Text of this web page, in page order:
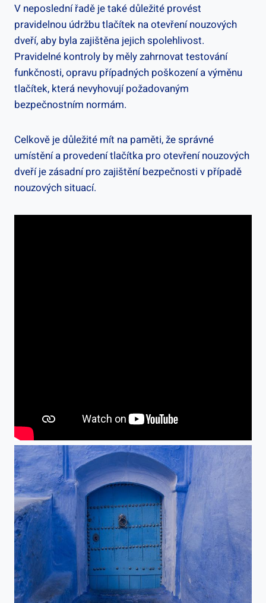
V neposlední řadě je také důležité provést
pravidelnou údržbu tlačítek na otevření nouzových
dveří, aby byla zajištěna jejich spolehlivost.
Pravidelné kontroly by měly zahrnovat testování
funkčnosti, opravu případných poškození a výměnu
tlačítek, která nevyhovují požadovaným
bezpečnostním normám.
Celkově je důležité mít na paměti, že správné
umístění a provedení tlačítka pro otevření nouzových
dveří je zásadní pro zajištění bezpečnosti v případě
nouzových situací.